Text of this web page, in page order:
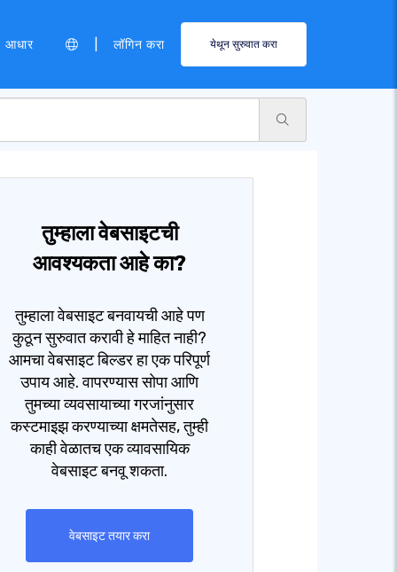
आधार लॉगिन करा येथून सुरुवात करा
तुम्हाला वेबसाइटची
आवश्यकता आहे का?
तुम्हाला वेबसाइट बनवायची आहे पण
कुठून सुरुवात करावी हे माहित नाही?
आमचा वेबसाइट बिल्डर हा एक परिपूर्ण
उपाय आहे. वापरण्यास सोपा आणि
तुमच्या व्यवसायाच्या गरजांनुसार
कस्टमाइझ करण्याच्या क्षमतेसह, तुम्ही
काही वेळातच एक व्यावसायिक
वेबसाइट बनवू शकता.
वेबसाइट तयार करा